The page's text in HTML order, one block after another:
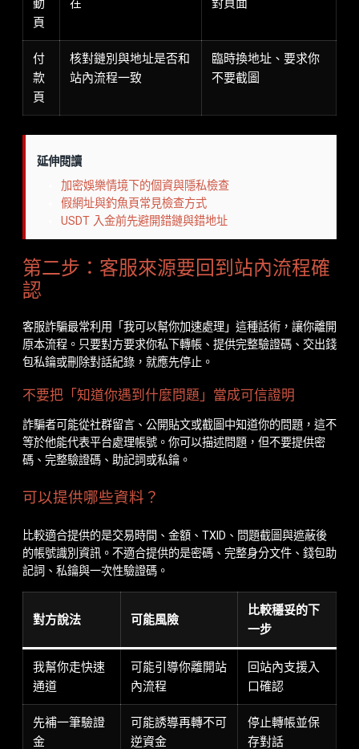
動
頁
在 對頁面
付
款
頁
核對鏈別與地址是否和
站內流程一致
臨時換地址、要求你
不要截圖
延伸閱讀
加密娛樂情境下的個資與隱私檢查
假網址與釣魚頁常見檢查方式
USDT 入金前先避開錯鏈與錯地址
第二步：客服來源要回到站內流程確
認
客服詐騙最常利用「我可以幫你加速處理」這種話術，讓你離開
原本流程。只要對方要求你私下轉帳、提供完整驗證碼、交出錢
包私鑰或刪除對話紀錄，就應先停止。
不要把「知道你遇到什麼問題」當成可信證明
詐騙者可能從社群留言、公開貼文或截圖中知道你的問題，這不
等於他能代表平台處理帳號。你可以描述問題，但不要提供密
碼、完整驗證碼、助記詞或私鑰。
可以提供哪些資料？
比較適合提供的是交易時間、金額、TXID、問題截圖與遮蔽後
的帳號識別資訊。不適合提供的是密碼、完整身分文件、錢包助
記詞、私鑰與一次性驗證碼。
對方說法 可能風險
比較穩妥的下
一步
我幫你走快速
通道
可能引導你離開站
內流程
回站內支援入
口確認
先補一筆驗證
金
可能誘導再轉不可
逆資金
停止轉帳並保
存對話